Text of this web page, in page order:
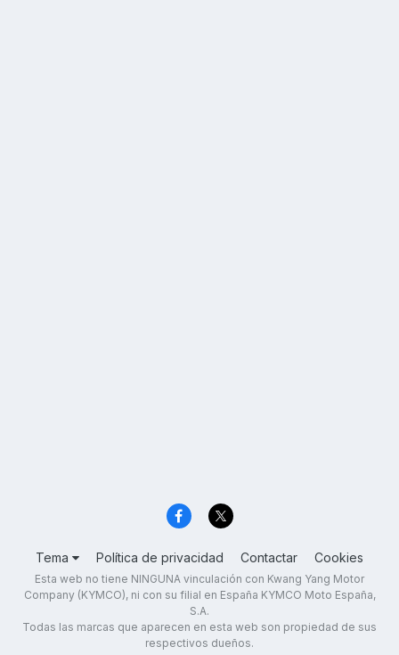
Tema Política de privacidad Contactar Cookies
Esta web no tiene NINGUNA vinculación con Kwang Yang Motor
Company (KYMCO), ni con su filial en España KYMCO Moto España,
S.A.
Todas las marcas que aparecen en esta web son propiedad de sus
respectivos dueños.